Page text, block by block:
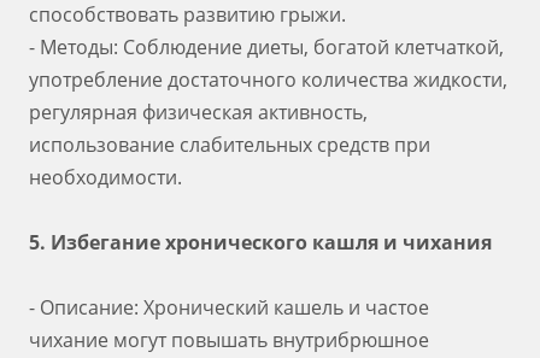
способствовать развитию грыжи.
- Методы: Соблюдение диеты, богатой клетчаткой,
употребление достаточного количества жидкости,
регулярная физическая активность,
использование слабительных средств при
необходимости.
5. Избегание хронического кашля и чихания
- Описание: Хронический кашель и частое
чихание могут повышать внутрибрюшное